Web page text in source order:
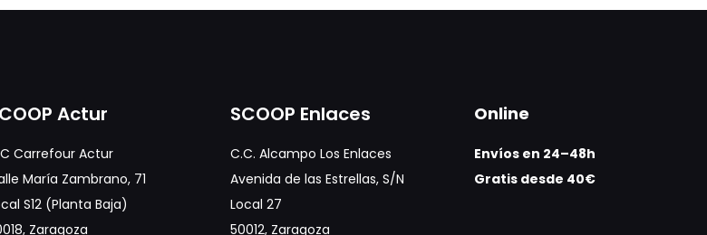
Actur
Carrefour Actur
María Zambrano, 71
S12 (Planta Baja)
Zaragoza
SCOOP Enlaces
C.C. Alcampo Los Enlaces
Avenida de las Estrellas, S/N
Local 27
50012, Zaragoza
Online
Envíos en 24–48h
Gratis desde 40€